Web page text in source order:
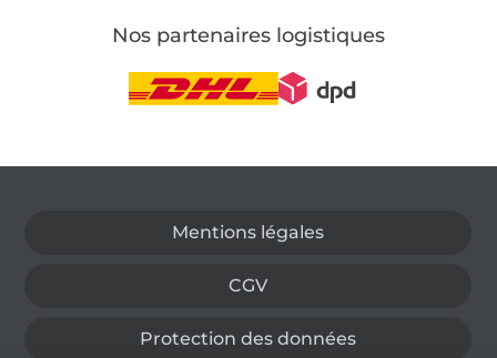
Nos partenaires logistiques
Mentions légales
CGV
Protection des données